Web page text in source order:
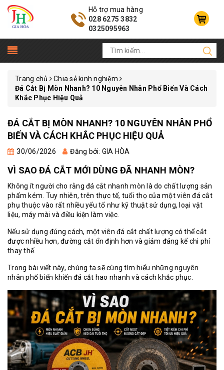
Hỗ trợ mua hàng
028 6275 3832
0325095963
Trang chủ
Chia sẻ kinh nghiệm
Đá Cắt Bị Mòn Nhanh? 10 Nguyên Nhân Phổ Biến Và Cách
Khắc Phục Hiệu Quả
ĐÁ CẮT BỊ MÒN NHANH? 10 NGUYÊN NHÂN PHỔ
BIẾN VÀ CÁCH KHẮC PHỤC HIỆU QUẢ
30/06/2026 Đăng bởi: GIA HÒA
VÌ SAO ĐÁ CẮT MỚI DÙNG ĐÃ NHANH MÒN?
Không ít người cho rằng đá cắt nhanh mòn là do chất lượng sản
phẩm kém. Tuy nhiên, trên thực tế, tuổi thọ của một viên đá cắt
phụ thuộc vào rất nhiều yếu tố như kỹ thuật sử dụng, loại vật
liệu, máy mài và điều kiện làm việc.
Nếu sử dụng đúng cách, một viên đá cắt chất lượng có thể cắt
được nhiều hơn, đường cắt ổn định hơn và giảm đáng kể chi phí
thay thế.
Trong bài viết này, chúng ta sẽ cùng tìm hiểu những nguyên
nhân phổ biến khiến đá cắt hao nhanh và cách khắc phục.